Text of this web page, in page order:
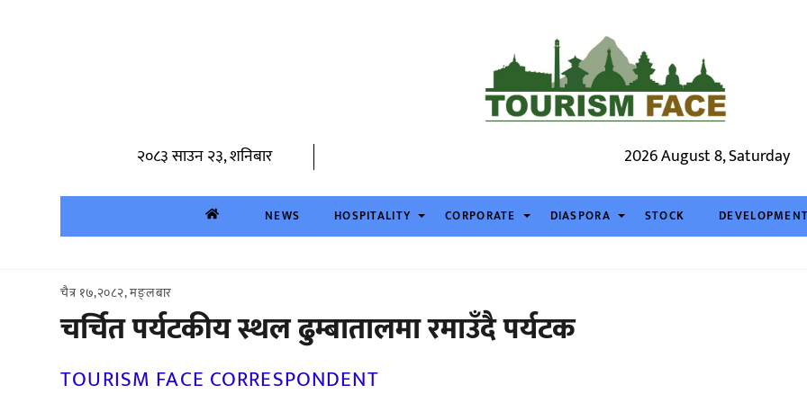
२०८३ साउन २३, शनिबार 2026 August 8, Saturday
NEWS HOSPITALITY CORPORATE DIASPORA STOCK DEVELOPMENT
चैत्र १७,२०८२, मङ्लबार
चर्चित पर्यटकीय स्थल ढुम्बातालमा रमाउँदै पर्यटक
TOURISM FACE CORRESPONDENT